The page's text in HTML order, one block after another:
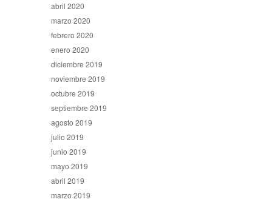
abril 2020
marzo 2020
febrero 2020
enero 2020
diciembre 2019
noviembre 2019
octubre 2019
septiembre 2019
agosto 2019
julio 2019
junio 2019
mayo 2019
abril 2019
marzo 2019